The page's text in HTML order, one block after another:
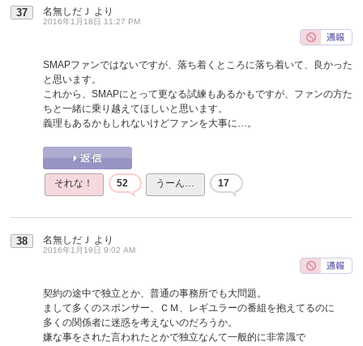
37 名無しだＪ より
2016年1月18日 11:27 PM
SMAPファンではないですが、落ち着くところに落ち着いて、良かった
と思います。
これから、SMAPにとって更なる試練もあるかもですが、ファンの方た
ちと一緒に乗り越えてほしいと思います。
義理もあるかもしれないけどファンを大事に…。
それな！ 52 うーん… 17
38 名無しだＪ より
2016年1月19日 9:02 AM
契約の途中で独立とか、普通の事務所でも大問題。
まして多くのスポンサー、ＣＭ、レギユラーの番組を抱えてるのに
多くの関係者に迷惑を考えないのだろうか。
嫌な事をされた言われたとかで独立なんて一般的に非常識で